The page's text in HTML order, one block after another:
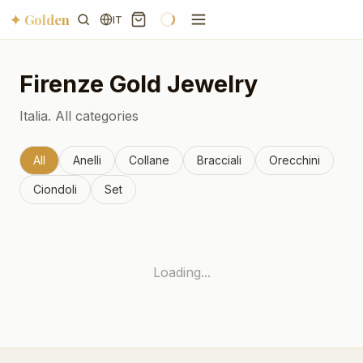
✦ Golden IT
Firenze Gold Jewelry
Italia. All categories
All Anelli Collane Bracciali Orecchini
Ciondoli Set
Loading...